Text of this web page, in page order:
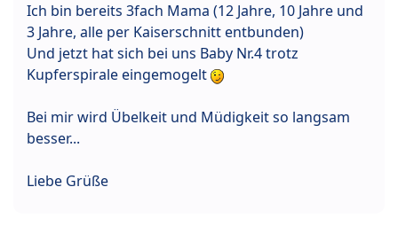
Ich bin bereits 3fach Mama (12 Jahre, 10 Jahre und
3 Jahre, alle per Kaiserschnitt entbunden)
Und jetzt hat sich bei uns Baby Nr.4 trotz
Kupferspirale eingemogelt
Bei mir wird Übelkeit und Müdigkeit so langsam
besser...
Liebe Grüße